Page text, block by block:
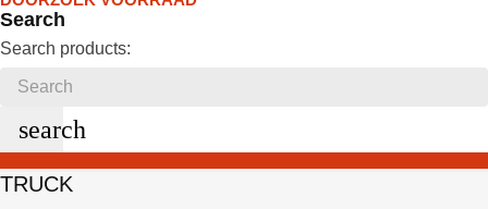
Search
Search products:
search
TRUCK